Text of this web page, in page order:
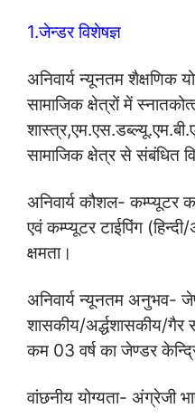
1.जेन्‍डर विशेषज्ञ
अनिवार्य न्‍यूनतम शैक्षणिक
सामाजिक क्षेत्रों में
सामाजिक क्षेत्र से संबंधित
अनिवार्य कौशल- कम्‍प्‍यूटर
एवं कम्‍प्‍यूटर टाईपिंग
क्षमता।
अनिवार्य न्‍यूनतम अनुभव-
शासकीय/अर्द्धशासकीय/
कम 03 वर्ष का जेण्‍डर
वांछनीय योग्‍यता- अंग्रेजी